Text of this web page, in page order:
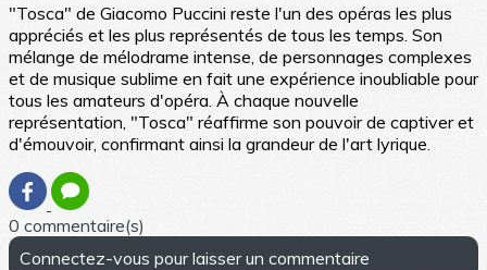
"Tosca" de Giacomo Puccini reste l'un des opéras les plus
appréciés et les plus représentés de tous les temps. Son
mélange de mélodrame intense, de personnages complexes
et de musique sublime en fait une expérience inoubliable pour
tous les amateurs d'opéra. À chaque nouvelle
représentation, "Tosca" réaffirme son pouvoir de captiver et
d'émouvoir, confirmant ainsi la grandeur de l'art lyrique.
0 commentaire(s)
Connectez-vous pour laisser un commentaire